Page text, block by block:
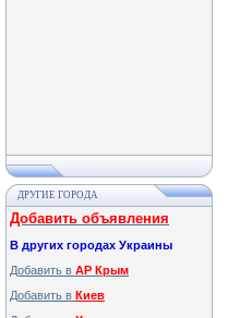
ДРУГИЕ ГОРОДА
Добавить объявления
В других городах Украины
Добавить в АР Крым
Добавить в Киев